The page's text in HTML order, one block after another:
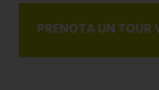
PRENOTA UN TOUR